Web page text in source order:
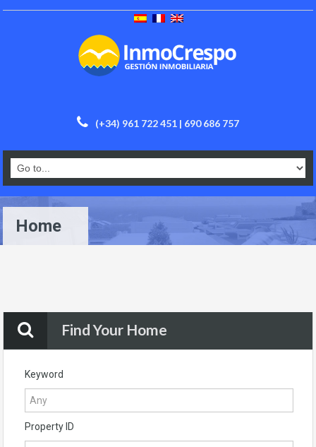
(+34) 961 722 451 | 690 686 757
Home
Find Your Home
Keyword
Property ID